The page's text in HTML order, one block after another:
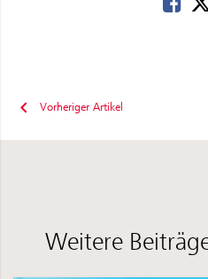
Vorheriger Artikel
Weitere